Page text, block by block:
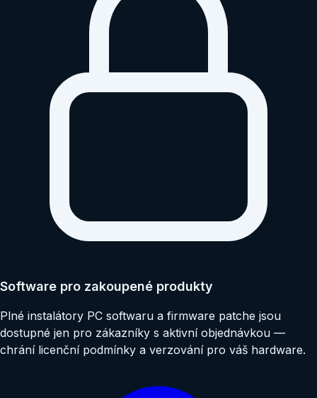
Software pro zakoupené produkty
Plné instalátory PC softwaru a firmware patche jsou
dostupné jen pro zákazníky s aktivní objednávkou —
chrání licenční podmínky a verzování pro váš hardware.